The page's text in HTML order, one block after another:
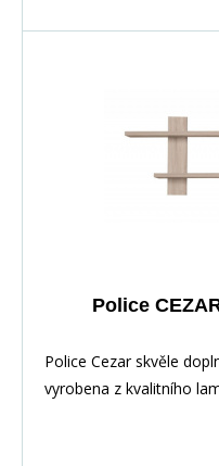
Police
Police Cezar skvěle
vyrobena z kvalitního